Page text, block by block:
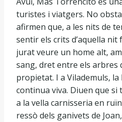
turistes i viatgers. No
afirmen que, a les nits de
sentir els crits d’aquella nit
jurat veure un home alt,
sang, dret entre els arbres
propietat. I a Vilademuls,
continua viva. Diuen que si
a la vella carnisseria en
ressò dels ganivets de